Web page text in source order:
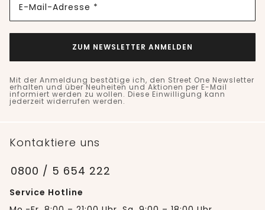
E-Mail-Adresse *
ZUM NEWSLETTER ANMELDEN
Mit der Anmeldung bestätige ich, den Street One Newsletter
erhalten und über Neuheiten und Aktionen per E-Mail
informiert werden zu wollen. Diese Einwilligung kann
jederzeit widerrufen werden.
Kontaktiere uns
0800 / 5 654 222
Service Hotline